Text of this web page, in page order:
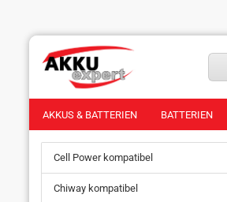
AKKUS & BATTERIEN BATTERIEN
Cell Power kompatibel
Chiway kompatibel